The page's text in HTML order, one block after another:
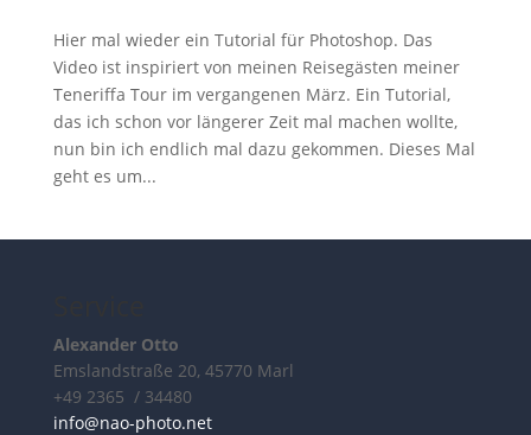
Hier mal wieder ein Tutorial für Photoshop. Das
Video ist inspiriert von meinen Reisegästen meiner
Teneriffa Tour im vergangenen März. Ein Tutorial,
das ich schon vor längerer Zeit mal machen wollte,
nun bin ich endlich mal dazu gekommen. Dieses Mal
geht es um...
Alexander Otto
Emslandstraße 20, 45770 Marl
+49 2365 / 34480
info@nao-photo.net